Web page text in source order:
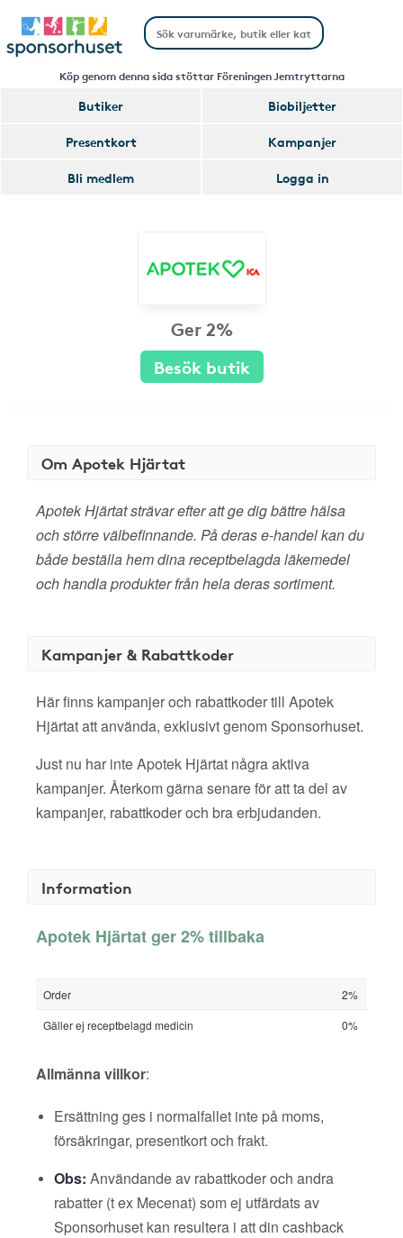
Köp genom denna sida stöttar Föreningen Jemtryttarna
Butiker
Biobiljetter
Presentkort
Kampanjer
Bli medlem
Logga in
Ger 2%
Besök butik
Om Apotek Hjärtat
Apotek Hjärtat strävar efter att ge dig bättre hälsa
och större välbefinnande. På deras e-handel kan du
både beställa hem dina receptbelagda läkemedel
och handla produkter från hela deras sortiment.
Kampanjer & Rabattkoder
Här finns kampanjer och rabattkoder till Apotek
Hjärtat att använda, exklusivt genom Sponsorhuset.
Just nu har inte Apotek Hjärtat några aktiva
kampanjer. Återkom gärna senare för att ta del av
kampanjer, rabattkoder och bra erbjudanden.
Information
Apotek Hjärtat ger 2% tillbaka
Order
2%
Gäller ej receptbelagd medicin
0%
Allmänna villkor:
Ersättning ges i normalfallet inte på moms,
försäkringar, presentkort och frakt.
Obs: Användande av rabattkoder och andra
rabatter (t ex Mecenat) som ej utfärdats av
Sponsorhuset kan resultera i att din cashback